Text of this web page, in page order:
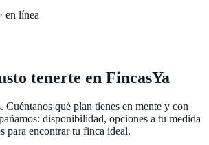
en línea
tenerte en FincasYa
Cuéntanos qué plan tienes en mente y con
disponibilidad, opciones a tu medida
para encontrar tu finca ideal.